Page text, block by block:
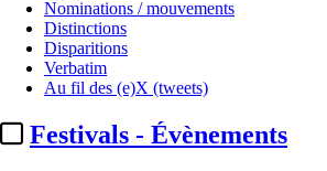
Nominations / mouvements
Distinctions
Disparitions
Verbatim
Au fil des (e)X (tweets)
Festivals - Évènements